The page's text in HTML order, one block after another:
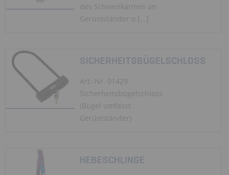
des Schwenkarmes an
Gerüstständer o [...]
SICHERHEITSBÜGELSCHLOSS
Art.-Nr. 01429
Sicherheitsbügelschloss
(Bügel umfasst
Gerüstständer)
HEBESCHLINGE